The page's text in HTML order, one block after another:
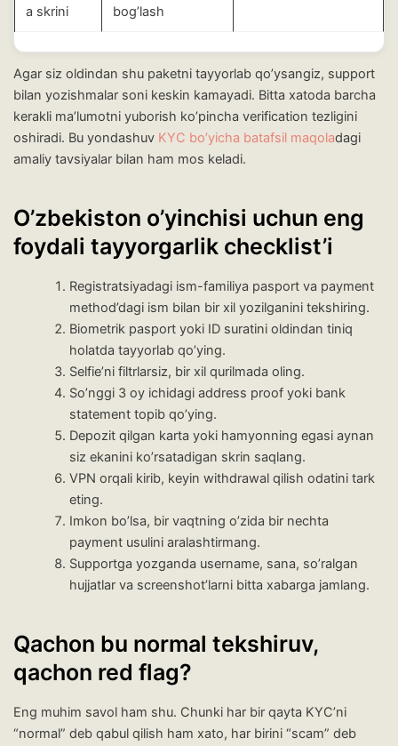
a skrini bog’lash
Agar siz oldindan shu paketni tayyorlab qo’ysangiz, support
bilan yozishmalar soni keskin kamayadi. Bitta xatoda barcha
kerakli ma’lumotni yuborish ko’pincha verification tezligini
oshiradi. Bu yondashuv KYC bo’yicha batafsil maqoladagi
amaliy tavsiyalar bilan ham mos keladi.
O’zbekiston o’yinchisi uchun eng
foydali tayyorgarlik checklist’i
Registratsiyadagi ism-familiya pasport va payment
method’dagi ism bilan bir xil yozilganini tekshiring.
Biometrik pasport yoki ID suratini oldindan tiniq
holatda tayyorlab qo’ying.
Selfie’ni filtrlarsiz, bir xil qurilmada oling.
So’nggi 3 oy ichidagi address proof yoki bank
statement topib qo’ying.
Depozit qilgan karta yoki hamyonning egasi aynan
siz ekanini ko’rsatadigan skrin saqlang.
VPN orqali kirib, keyin withdrawal qilish odatini tark
eting.
Imkon bo’lsa, bir vaqtning o’zida bir nechta
payment usulini aralashtirmang.
Supportga yozganda username, sana, so’ralgan
hujjatlar va screenshot’larni bitta xabarga jamlang.
Qachon bu normal tekshiruv,
qachon red flag?
Eng muhim savol ham shu. Chunki har bir qayta KYC’ni
“normal” deb qabul qilish ham xato, har birini “scam” deb